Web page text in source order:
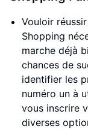
Vouloir
Shopping
marche déjà
chances de
identifier les
numéro un à
vous inscrire
diverses